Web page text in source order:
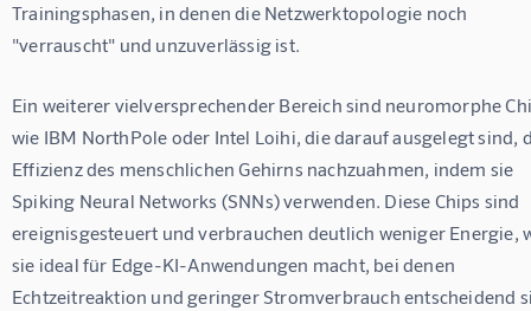
Trainingsphasen, in denen die Netzwerktopologie noch
"verrauscht" und unzuverlässig ist.
Ein weiterer vielversprechender Bereich sind neuromorphe
wie IBM NorthPole oder Intel Loihi, die darauf ausgelegt sind,
Effizienz des menschlichen Gehirns nachzuahmen, indem sie
Spiking Neural Networks (SNNs) verwenden. Diese Chips sind
ereignisgesteuert und verbrauchen deutlich weniger Energie,
sie ideal für Edge-KI-Anwendungen macht, bei denen
Echtzeitreaktion und geringer Stromverbrauch entscheidend